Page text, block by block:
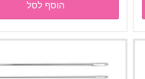
הוסף לסל